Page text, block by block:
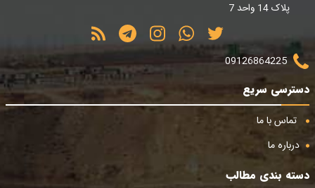
پلاک 14 واحد 7
09126864225
دسترسی سریع
تماس با ما
درباره ما
دسته بندی مطالب